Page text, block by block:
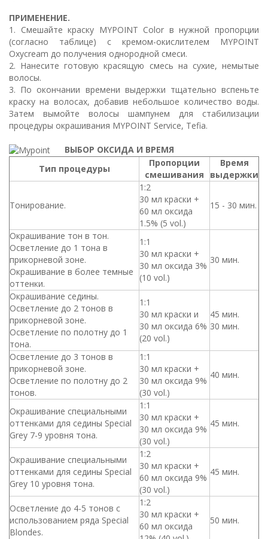
ПРИМЕНЕНИЕ.
1. Смешайте краску MYPOINT Color в нужной пропорции
(согласно таблице) с кремом-окислителем MYPOINT
Oxycream до получения однородной смеси.
2. Нанесите готовую красящую смесь на сухие, немытые
волосы.
3. По окончании времени выдержки тщательно вспеньте
краску на волосах, добавив небольшое количество воды.
Затем вымойте волосы шампунем для стабилизации
процедуры окрашивания MYPOINT Service, Tefia.
ВЫБОР ОКСИДА И ВРЕМЯ
Тип процедуры
Пропорции
смешивания
Время
выдержки
Тонирование.
1:2
30 мл краски +
60 мл оксида
1.5% (5 vol.)
15 - 30 мин.
Окрашивание тон в тон.
Осветление до 1 тона в
прикорневой зоне.
Окрашивание в более темные
оттенки.
1:1
30 мл краски +
30 мл оксида 3%
(10 vol.)
30 мин.
Окрашивание седины.
Осветление до 2 тонов в
прикорневой зоне.
Осветление по полотну до 1
тона.
1:1
30 мл краски и
30 мл оксида 6%
(20 vol.)
45 мин.
30 мин.
Осветление до 3 тонов в
прикорневой зоне.
Осветление по полотну до 2
тонов.
1:1
30 мл краски +
30 мл оксида 9%
(30 vol.)
40 мин.
Окрашивание специальными
оттенками для седины Special
Grey 7-9 уровня тона.
1:1
30 мл краски +
30 мл оксида 9%
(30 vol.)
45 мин.
Окрашивание специальными
оттенками для седины Special
Grey 10 уровня тона.
1:2
30 мл краски +
60 мл оксида 9%
(30 vol.)
45 мин.
Осветление до 4-5 тонов с
использованием ряда Special
Blondes.
1:2
30 мл краски +
60 мл оксида
50 мин.